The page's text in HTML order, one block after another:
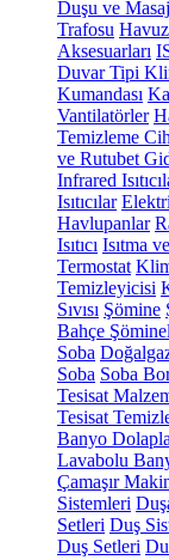
Duşu ve
Trafosu
Aksesuarları
Duvar Tipi
Kumandası
Vantilatörler
Temizleme
ve Rutubet
Infrared
Isıtıcılar
Havlupanlar
Isıtıcı Isıtma
Termostat
Temizleyicisi
Sıvısı Şömine
Bahçe
Soba
Soba Soba
Tesisat
Tesisat
Banyo
Lavabolu
Çamaşır
Sistemleri
Setleri Duş
Duş Setleri